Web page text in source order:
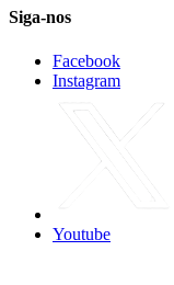
Siga-nos
Facebook
Instagram
Youtube